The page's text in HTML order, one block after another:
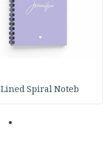
Lined Spiral Noteb
1